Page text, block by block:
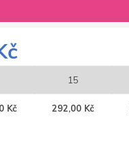
15
Kč 292,00 Kč